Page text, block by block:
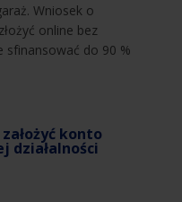
Wniosek o
online bez
sfinansować do 90 %
konto
działalności